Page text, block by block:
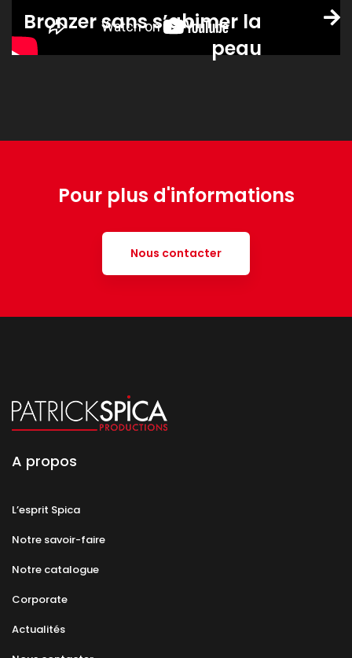
Bronzer sans s’abimer la
peau
Pour plus d'informations
Nous contacter
A propos
L’esprit Spica
Notre savoir-faire
Notre catalogue
Corporate
Actualités